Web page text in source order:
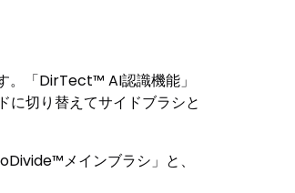
。「DirTect™ AI認識機能」
に切り替えてサイドブラシと
メインブラシ」と、